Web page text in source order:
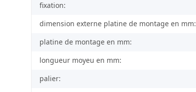
fixation:
dimension externe platine de montage en mm:
platine de montage en mm:
longueur moyeu en mm:
palier: